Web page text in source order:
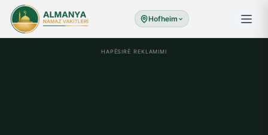
Hofheim
HAPËSIRË REKLAMIMI